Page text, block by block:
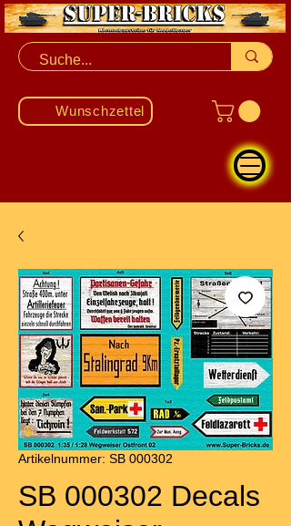
Wunschzettel
Artikelnummer: SB 000302
SB 000302 Decals